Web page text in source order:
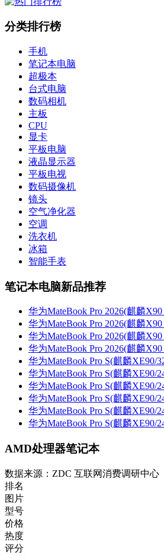
分类排行榜
手机
笔记本电脑
超极本
台式电脑
数码相机
主板
CPU
显卡
平板电脑
液晶显示器
平板电视
数码摄像机
镜头
空气净化器
空调
洗衣机
冰箱
智能手表
笔记本电脑新品推荐
华为MateBook Pro 2026(麒麟
华为MateBook Pro 2026(麒麟
华为MateBook Pro 2026(麒麟
华为MateBook Pro 2026(麒麟
华为MateBook Pro S(麒麟XE90/
华为MateBook Pro S(麒麟XE90/
华为MateBook Pro S(麒麟XE90/
华为MateBook Pro S(麒麟XE90/
华为MateBook Pro S(麒麟XE90/
华为MateBook Pro S(麒麟XE90/
AMD处理器笔记本
数据来源：ZDC 互联网消费调研中心
排名
图片
型号
价格
热度
评分